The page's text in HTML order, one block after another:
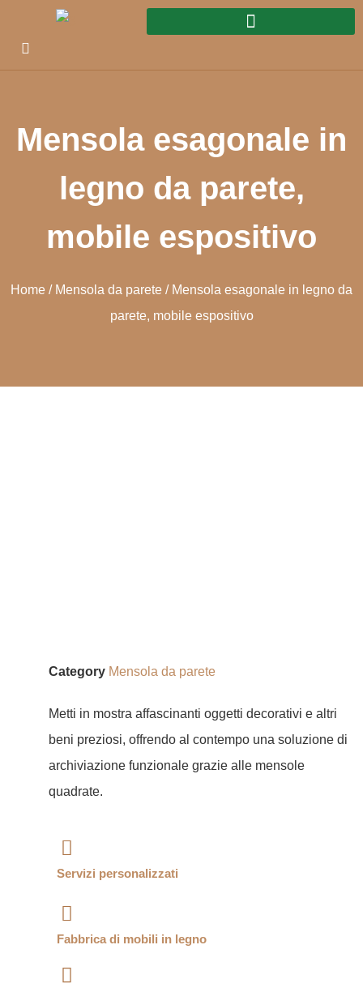
Mensola esagonale in
legno da parete,
mobile espositivo
Home / Mensola da parete / Mensola esagonale in legno da
parete, mobile espositivo
Category Mensola da parete
Metti in mostra affascinanti oggetti decorativi e altri
beni preziosi, offrendo al contempo una soluzione di
archiviazione funzionale grazie alle mensole
quadrate.
Servizi personalizzati
Fabbrica di mobili in legno